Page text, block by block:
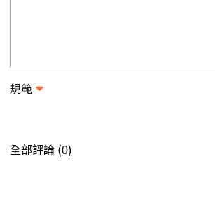
規範
全部評論 (0)